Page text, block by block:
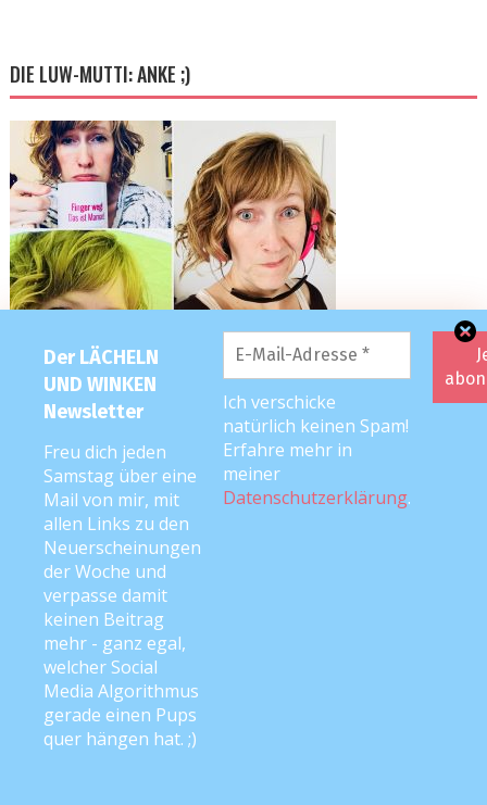
Der LÄCHELN
UND WINKEN
Newsletter
Freu dich jeden
Samstag über eine
Mail von mir, mit
allen Links zu den
Neuerscheinungen
der Woche und
verpasse damit
keinen Beitrag
mehr - ganz egal,
welcher Social
Media Algorithmus
gerade einen Pups
quer hängen hat. ;)
Ich verschicke
natürlich keinen Spam!
Erfahre mehr in
meiner
Datenschutzerklärung.
DIE LUW-MUTTI: ANKE ;)
Meta
Anmelden
Eintrags-Feed
Kommentar-Feed
WordPress.org